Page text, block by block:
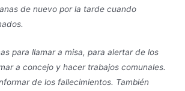
de nuevo por la tarde cuando
para llamar a misa, para alertar de los
a concejo y hacer trabajos comunales.
de los fallecimientos. También